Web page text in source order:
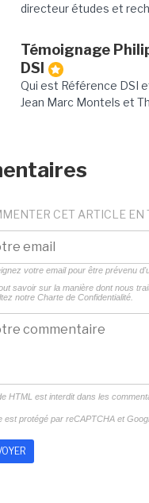
directeur études et
Témoignage
DSI
Qui est Référence DSI
Jean Marc Montels et
CET ARTICLE EN
votre email pour être prévenu
savoir sur la manière dont nous
notre Charte de Confidentialité.
HTML est interdit dans les
est protégé par reCAPTCHA et